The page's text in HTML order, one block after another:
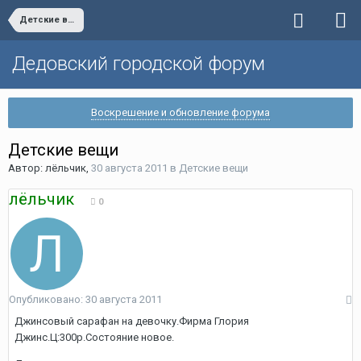
Детские вещи
Дедовский городской форум
Воскрешение и обновление форума
Детские вещи
Автор: лёльчик, 30 августа 2011 в Детские вещи
лёльчик 0
Опубликовано: 30 августа 2011
Джинсовый сарафан на девочку.Фирма Глория
Джинс.Ц:300р.Состояние новое.